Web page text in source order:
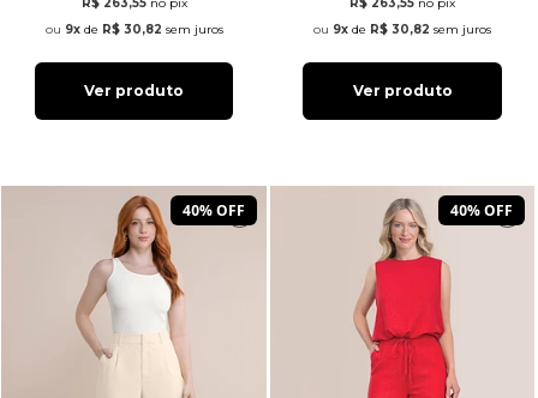
R$ 263,55 no pix
9xde R$ 30,82 sem juros
Ver produto
R$ 263,55 no pix
9x de R$ 30,82 sem juros
Ver produto
40% OFF 40% OFF